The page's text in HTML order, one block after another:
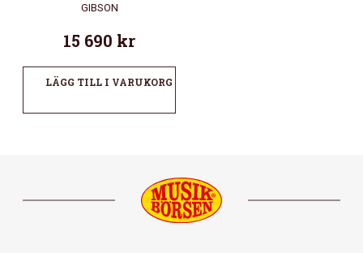
GIBSON
15 690 kr
LÄGG TILL I VARUKORG